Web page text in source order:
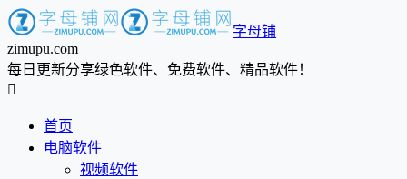
字母铺
zimupu.com
每日更新分享绿色软件、免费软件、精品软件！

首页
电脑软件
视频软件